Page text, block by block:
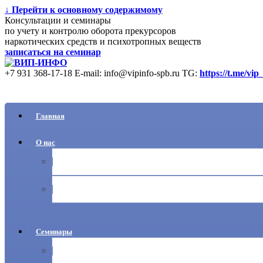
↓ Перейти к основному содержимому
Консультации и семинары
по учету и контролю оборота прекурсоров
наркотических средств и психотропных веществ
записаться на семинар
+7 931 368-17-18 E-mail: info@vipinfo-spb.ru TG: https://t.me/
Главная
О нас
Семинары